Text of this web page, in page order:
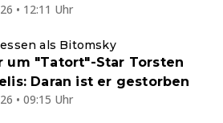
• 12:11 Uhr
als Bitomsky
um "Tatort"-Star Torsten
Daran ist er gestorben
• 09:15 Uhr